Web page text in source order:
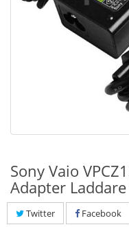
Sony Vaio
Adapter
Twitter Facebook